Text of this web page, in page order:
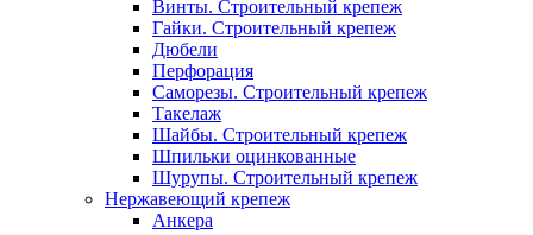
Винты. Строительный крепеж
Гайки. Строительный крепеж
Дюбели
Перфорация
Саморезы. Строительный крепеж
Такелаж
Шайбы. Строительный крепеж
Шпильки оцинкованные
Шурупы. Строительный крепеж
Нержавеющий крепеж
Анкера